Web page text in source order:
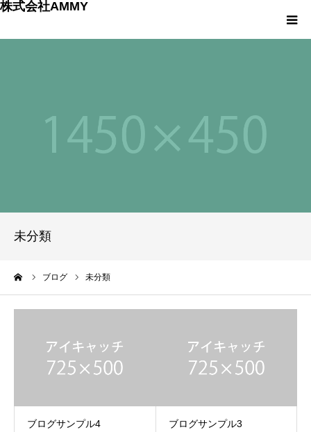
株式会社AMMY
未分類
ブログ 未分類
ブログサンプル4 ブログサンプル3
Menu2